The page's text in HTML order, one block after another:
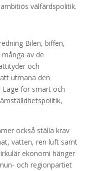
välfärdspolitik.
Bilen, biffen,
av de
och
utmana den
för smart och
också ställa krav
vatten, ren luft samt
ekonomi hänger
och regionpartiet